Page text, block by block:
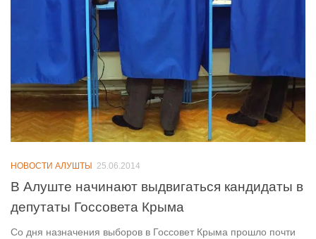
НОВОСТИ АЛУШТЫ 25.06.2014
В Алуште начинают выдвигаться кандидаты в
депутаты Госсовета Крыма
Со дня назначения выборов в Госсовет Крыма прошло почти